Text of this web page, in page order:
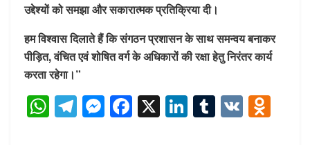
उद्देश्यों को समझा और सकारात्मक प्रतिक्रिया दी।
हम विश्वास दिलाते हैं कि संगठन प्रशासन के साथ समन्वय बनाकर
पीड़ित, वंचित एवं शोषित वर्ग के अधिकारों की रक्षा हेतु निरंतर कार्य
करता रहेगा।”
W
h
T
el
M
e
F
a
X Li
n
T
u
V
K